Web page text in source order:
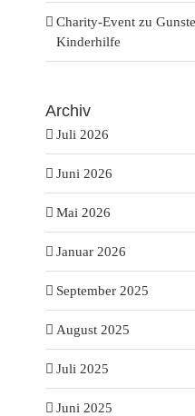
Charity-Event zu
Kinderhilfe
Archiv
Juli 2026
Juni 2026
Mai 2026
Januar 2026
September 2025
August 2025
Juli 2025
Juni 2025